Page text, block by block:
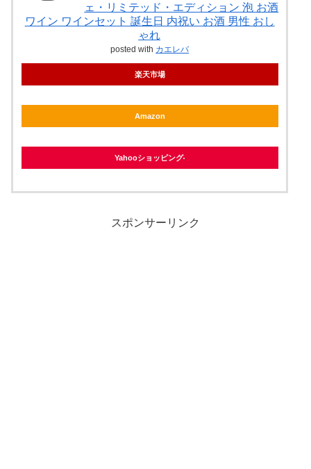
ェ・リミテッド・エディション 泡 お酒
ワイン ワインセット 誕生日 内祝い お酒 男性 おし
ゃれ
posted with カエレバ
楽天市場
Amazon
Yahooショッピング
スポンサーリンク